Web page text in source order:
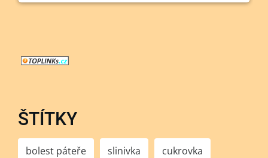
ŠTÍTKY
bolest páteře slinivka cukrovka